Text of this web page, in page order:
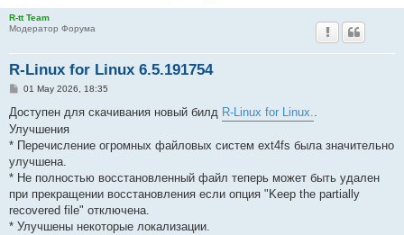
R-tt Team
Модератор Форума
R-Linux for Linux 6.5.191754
P
s
01 May 2026, 18:35
Доступен для скачивания новый билд R-Linux for Linux..
Улучшения
* Перечисление огромных файловых систем ext4fs была значительно
улучшена.
* Не полностью восстановленный файл теперь может быть удален
при прекращении восстановления если опция "Keep the partially
recovered file" отключена.
* Улучшены некоторые локализации.